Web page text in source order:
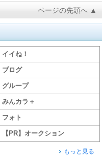
ページの先頭へ ▲
イイね！
ブログ
グループ
みんカラ＋
フォト
【PR】オークション
もっと見る